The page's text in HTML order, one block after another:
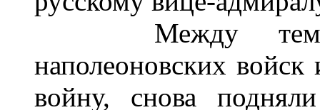
Между тем
наполеоновских
войну, снова